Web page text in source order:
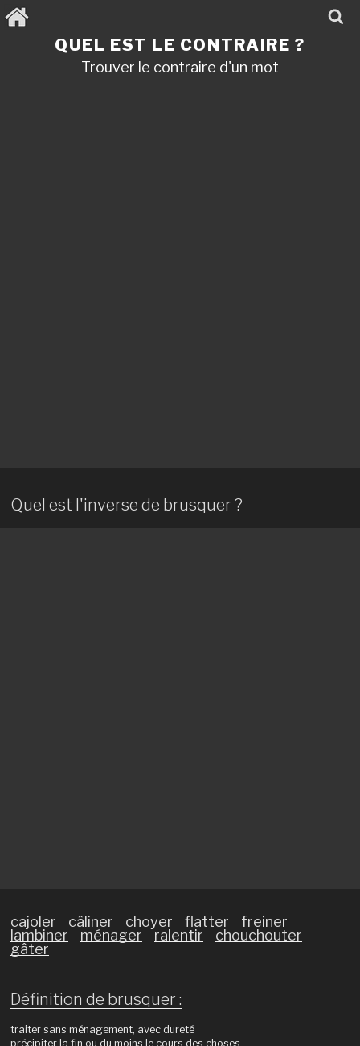
Aller
au
QUEL EST LE CONTRAIRE ?
Trouver le contraire d'un mot
Quel est l'inverse de brusquer ?
cajoler câliner choyer flatter
freiner
lambiner
ménager ralentir
chouchouter
gâter
Définition de brusquer :
traiter sans ménagement, avec dureté
précipiter la fin ou du moins le cours des choses